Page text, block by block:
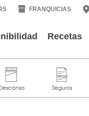
FRANQUICIAS
Recetas